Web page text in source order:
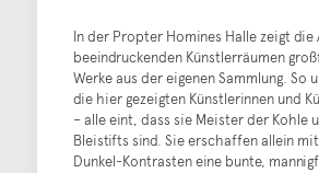
In der Propter Homines Halle zeigt die
beeindruckenden Künstlerräumen
Werke aus der eigenen Sammlung. So
die hier gezeigten Künstlerinnen und
– alle eint, dass sie Meister der Kohle
Bleistifts sind. Sie erschaffen allein
Dunkel-Kontrasten eine bunte,